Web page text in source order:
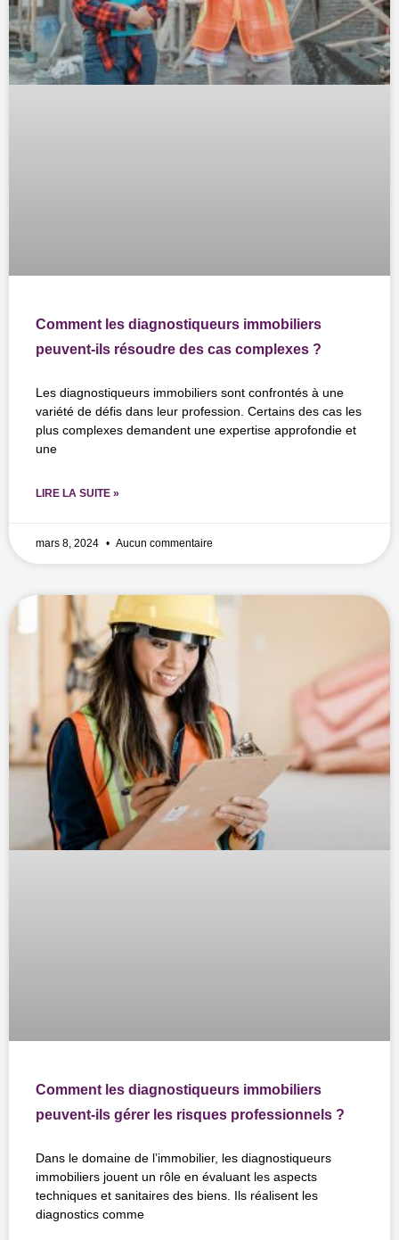
Comment les diagnostiqueurs immobiliers
peuvent-ils résoudre des cas complexes ?
Les diagnostiqueurs immobiliers sont confrontés à une
variété de défis dans leur profession. Certains des cas les
plus complexes demandent une expertise approfondie et
une
LIRE LA SUITE »
mars 8, 2024 Aucun commentaire
Comment les diagnostiqueurs immobiliers
peuvent-ils gérer les risques professionnels ?
Dans le domaine de l’immobilier, les diagnostiqueurs
immobiliers jouent un rôle en évaluant les aspects
techniques et sanitaires des biens. Ils réalisent les
diagnostics comme